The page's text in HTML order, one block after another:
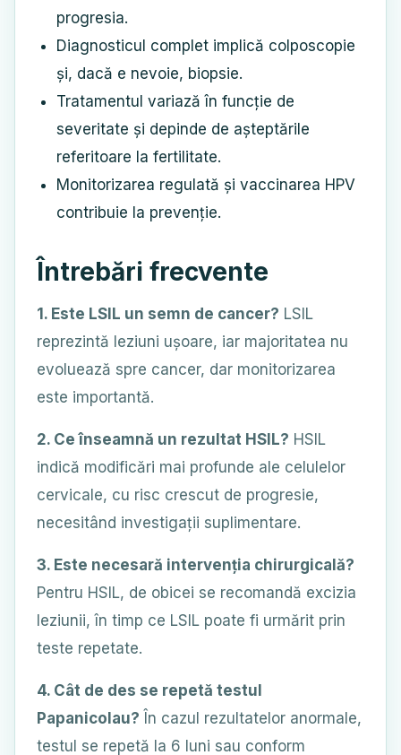
progresia.
Diagnosticul complet implică colposcopie
și, dacă e nevoie, biopsie.
Tratamentul variază în funcție de
severitate și depinde de așteptările
referitoare la fertilitate.
Monitorizarea regulată și vaccinarea HPV
contribuie la prevenție.
Întrebări frecvente
1. Este LSIL un semn de cancer? LSIL
reprezintă leziuni ușoare, iar majoritatea nu
evoluează spre cancer, dar monitorizarea
este importantă.
2. Ce înseamnă un rezultat HSIL? HSIL
indică modificări mai profunde ale celulelor
cervicale, cu risc crescut de progresie,
necesitând investigații suplimentare.
3. Este necesară intervenția chirurgicală?
Pentru HSIL, de obicei se recomandă excizia
leziunii, în timp ce LSIL poate fi urmărit prin
teste repetate.
4. Cât de des se repetă testul
Papanicolau? În cazul rezultatelor anormale,
testul se repetă la 6 luni sau conform